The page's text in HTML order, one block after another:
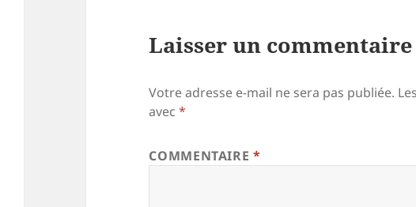
Laisser un commentaire
Votre adresse e-mail ne sera pas publiée.
avec*
COMMENTAIRE*